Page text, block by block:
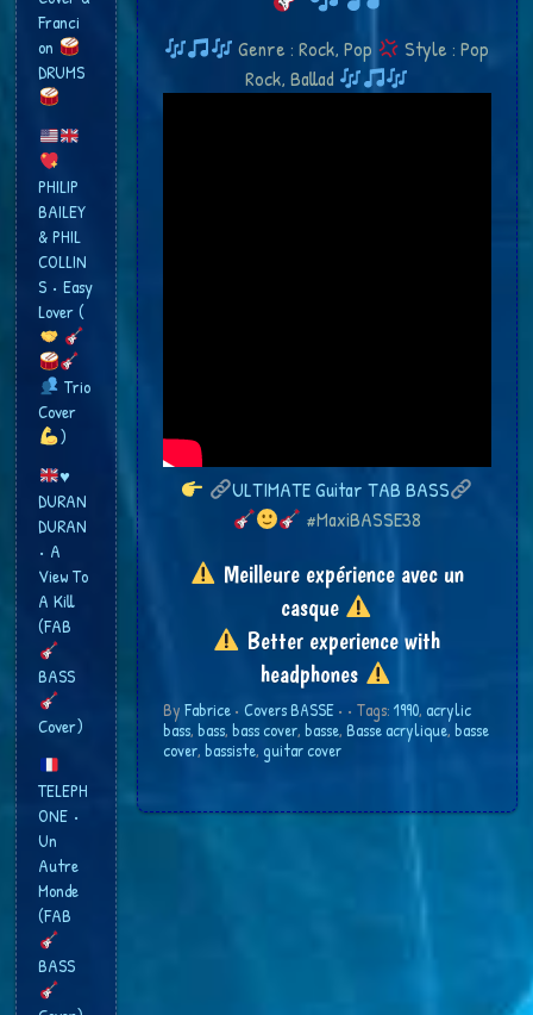
Genre : Rock, Pop
Style : Pop
Rock, Ballad
ULTIMATE Guitar TAB BASS
#MaxiBASSE38
Meilleure expérience avec un
casque
Better experience with
headphones
By Fabrice• Covers BASSE• • Tags: 1990, acrylic
bass, bass, bass cover, basse, Basse acrylique, basse
cover, bassiste, guitar cover
Franci​
on
DRUMS
PHILIP
BAILEY
& PHIL
COLLIN
S • Easy
Lover (
Trio
Cover
​)
♥️
DURAN
DURAN
• A
View To
A Kill
(FAB
BASS
Cover)
TELEPH
ONE •
Un
Autre
Monde
(FAB
BASS